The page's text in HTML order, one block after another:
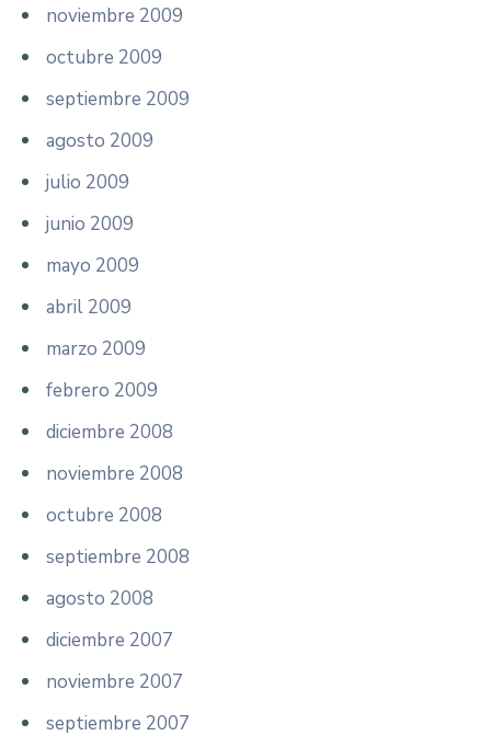
noviembre 2009
octubre 2009
septiembre 2009
agosto 2009
julio 2009
junio 2009
mayo 2009
abril 2009
marzo 2009
febrero 2009
diciembre 2008
noviembre 2008
octubre 2008
septiembre 2008
agosto 2008
diciembre 2007
noviembre 2007
septiembre 2007